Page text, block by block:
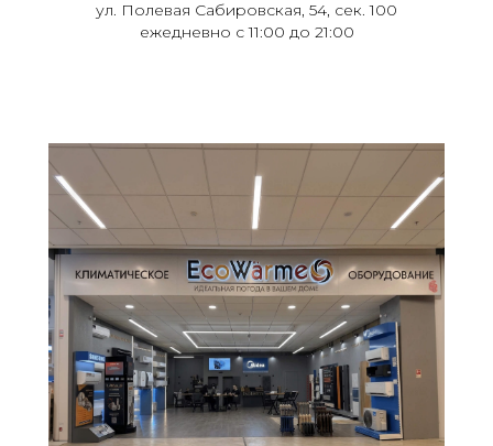
ул. Полевая Сабировская, 54, сек. 100
ежедневно с 11:00 до 21:00